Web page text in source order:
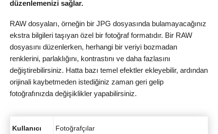
düzenlemenizi sağlar.
RAW dosyaları, örneğin bir JPG dosyasında bulamayacağınız
ekstra bilgileri taşıyan özel bir fotoğraf formatıdır. Bir RAW
dosyasını düzenlerken, herhangi bir veriyi bozmadan
renklerini, parlaklığını, kontrastını ve daha fazlasını
değiştirebilirsiniz. Hatta bazı temel efektler ekleyebilir, ardından
orijinali kaybetmeden istediğiniz zaman geri gelip
fotoğrafınızda değişiklikler yapabilirsiniz.
Kullanıcı Fotoğrafçılar